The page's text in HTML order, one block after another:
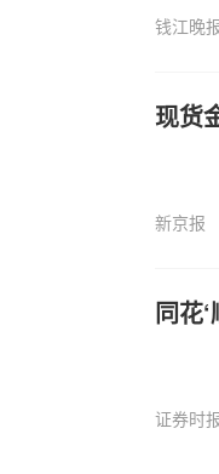
钱江晚
现货
新京报
同花
证券时